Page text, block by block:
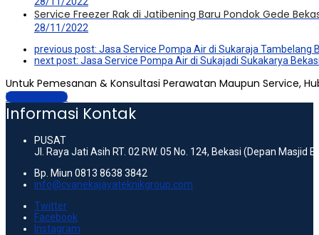
Service Freezer Rak di Jatibening Baru Pondok Gede
28/11/2022
previous post: Jasa Service Pompa Air di Sukaraja Tambelang
next post: Jasa Service Pompa Air di Sukajadi Sukakarya
Untuk Pemesanan & Konsultasi Perawatan Maupun Service,
Hubungi Kami
Informasi Kontak
PUSAT
Jl. Raya Jati Asih RT. 02 RW. 05 No. 124, Bekasi (Depan Masjid
Bp. Miun 0813 8638 3842
info@cvanekajayateknikgroup.com
Twitter
Facebook
Instagram